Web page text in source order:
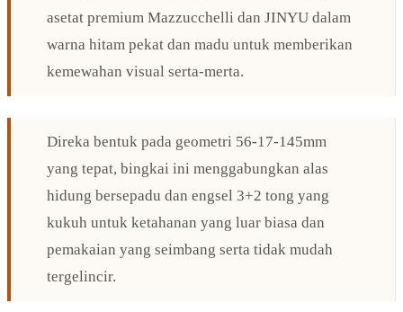
asetat premium Mazzucchelli dan JINYU dalam
warna hitam pekat dan madu untuk memberikan
kemewahan visual serta-merta.
Direka bentuk pada geometri 56-17-145mm
yang tepat, bingkai ini menggabungkan alas
hidung bersepadu dan engsel 3+2 tong yang
kukuh untuk ketahanan yang luar biasa dan
pemakaian yang seimbang serta tidak mudah
tergelincir.